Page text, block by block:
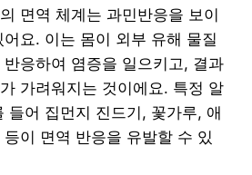
면역 체계는 과민반응을 보이
요. 이는 몸이 외부 유해 물질
반응하여 염증을 일으키고, 결과
가려워지는 것이에요. 특정 알
들어 집먼지 진드기, 꽃가루, 애
이 면역 반응을 유발할 수 있